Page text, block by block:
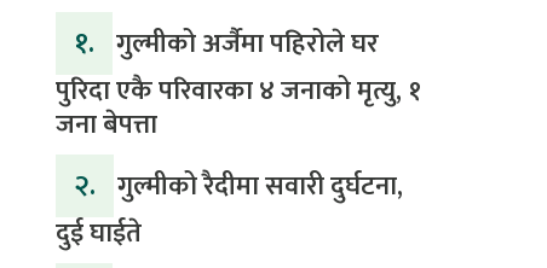
१. गुल्मीको अर्जैमा पहिरोले घर
पुरिदा एकै परिवारका ४ जनाको मृत्यु, १
जना बेपत्ता
२. गुल्मीको रैदीमा सवारी दुर्घटना,
दुई घाईते